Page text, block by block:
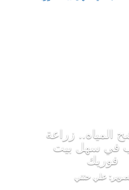
المياه.. زراعة
في سهل بيت
فوريك
علي حنني